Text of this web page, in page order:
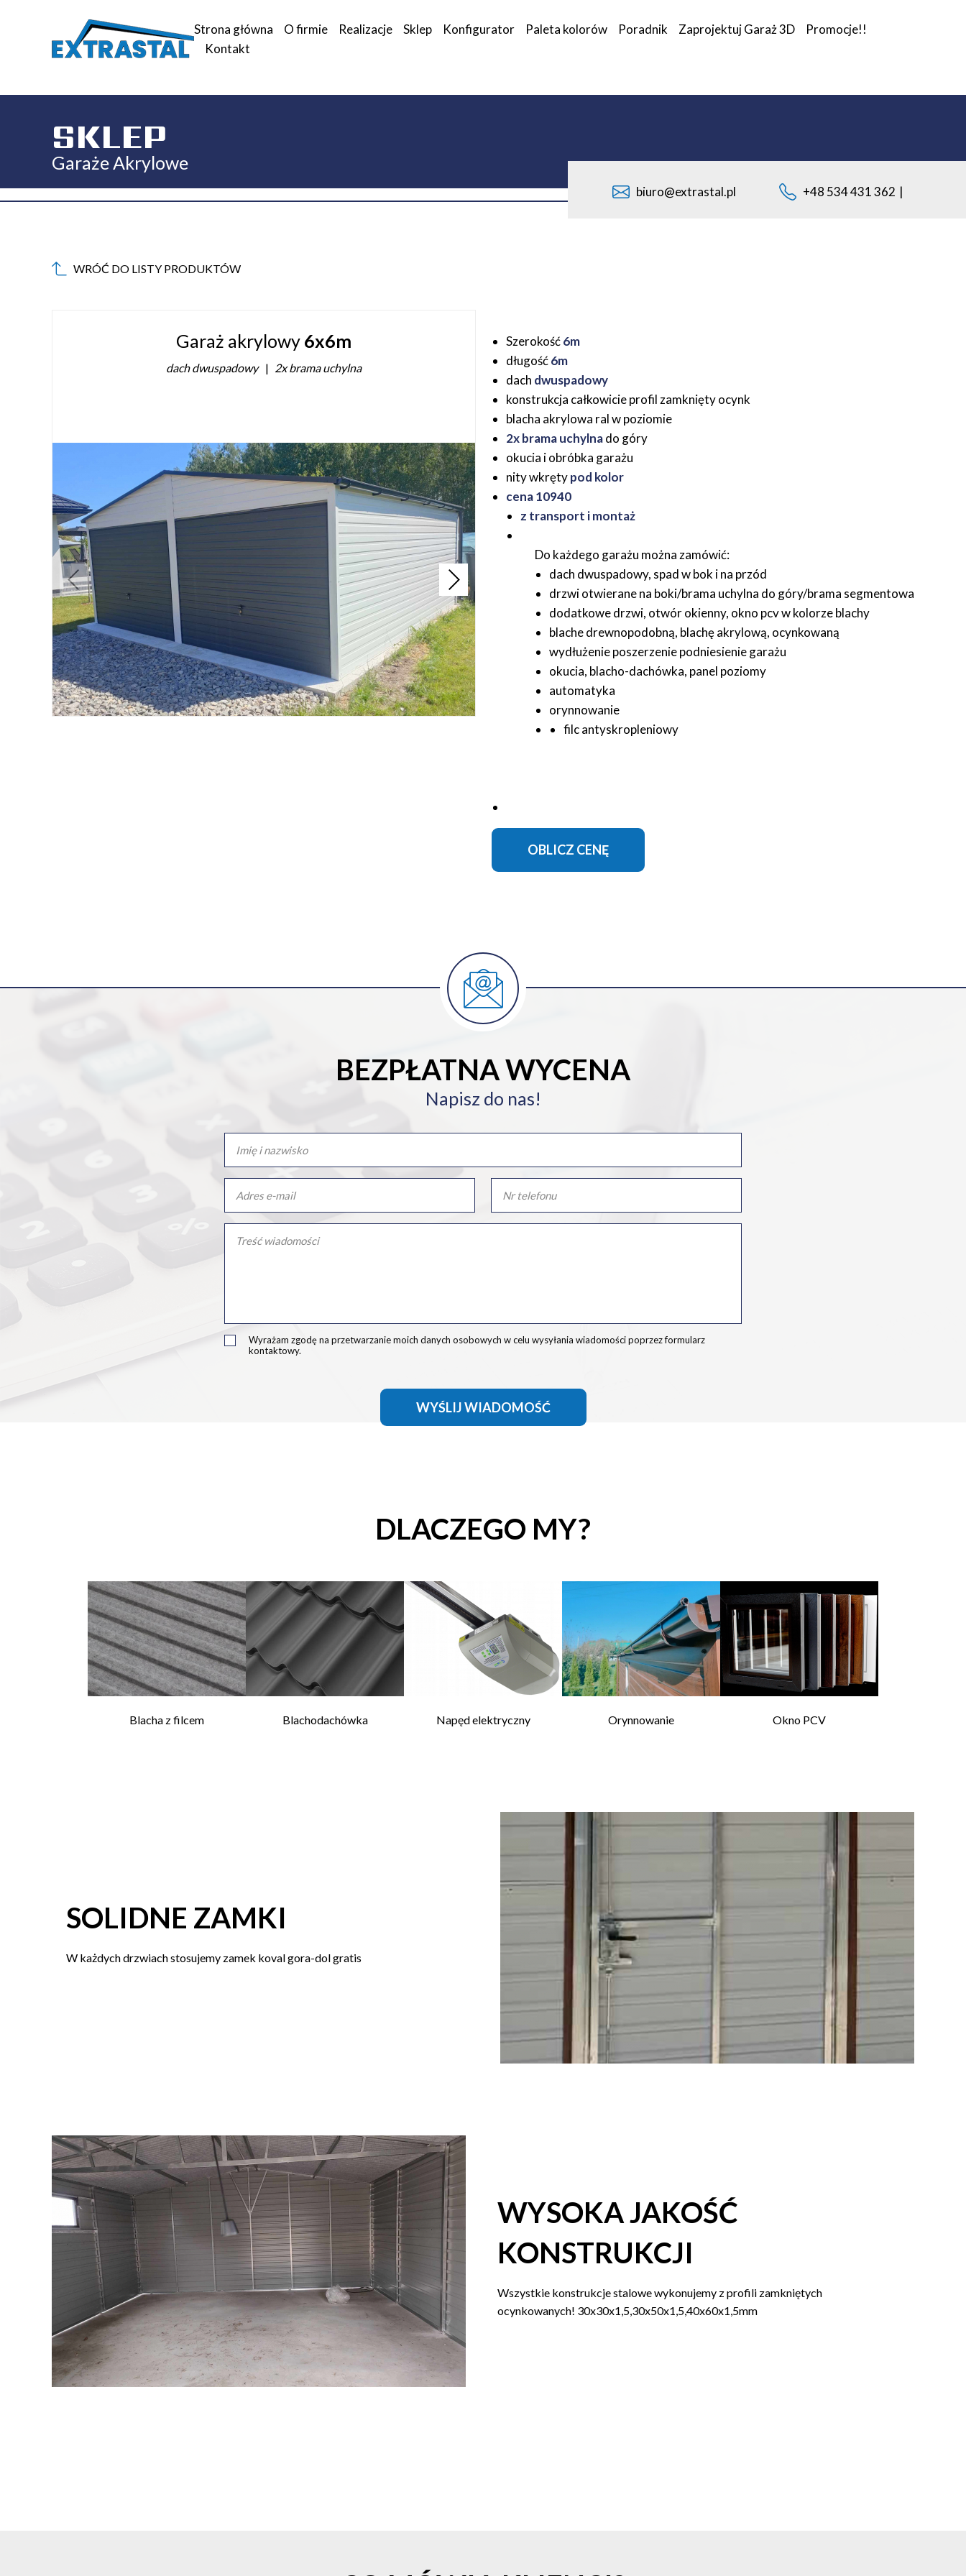
Strona główna O firmie Realizacje Sklep Konfigurator Paleta kolorów Poradnik Zaprojektuj Garaż 3D
Promocje!!
Kontakt
SKLEP
Garaże Akrylowe
biuro@extrastal.pl +48 534 431 362 |
WRÓĆ DO LISTY PRODUKTÓW
Garaż akrylowy 6x6m
dach dwuspadowy 2x brama uchylna
Szerokość6m
długość6m
dach dwuspadowy
konstrukcja całkowicie profil zamknięty ocynk
blacha akrylowa ral w poziomie
2x brama uchylnado góry
okucia i obróbka garażu
nity wkrętypod kolor
cena 10940
z transport i montaż
Do każdego garażu można zamówić:
dach dwuspadowy, spad w bok i na przód
drzwi otwierane na boki/brama uchylna do góry/brama segmentowa
dodatkowe drzwi, otwór okienny, okno pcv w kolorze blachy
blache drewnopodobną, blachę akrylową, ocynkowaną
wydłużenie poszerzenie podniesienie garażu
okucia, blacho-dachówka, panel poziomy
automatyka
orynnowanie
filc antyskropleniowy
OBLICZ CENĘ
BEZPŁATNA WYCENA
Napisz do nas!
Wyrażam zgodę na przetwarzanie moich danych osobowych w celu wysyłania wiadomości poprzez formularz
kontaktowy.
WYŚLIJ WIADOMOŚĆ
DLACZEGO MY?
Blacha z filcem Blachodachówka Napęd elektryczny Orynnowanie Okno PCV
SOLIDNE ZAMKI
W każdych drzwiach stosujemy zamek koval gora-dol gratis
WYSOKA JAKOŚĆ
KONSTRUKCJI
Wszystkie konstrukcje stalowe wykonujemy z profili zamkniętych
ocynkowanych! 30x30x1,5,30x50x1,5,40x60x1,5mm